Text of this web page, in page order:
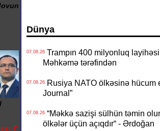
7
Dünya
07.08.26Trampın 400 milyonluq
Məhkəmə tərəfindən
07.08.26Rusiya NATO ölkəsinə hücum
Journal”
07.08.26“Məkkə sazişi sülhün təmin
ölkələr üçün açıqdır“ - Ərdoğan